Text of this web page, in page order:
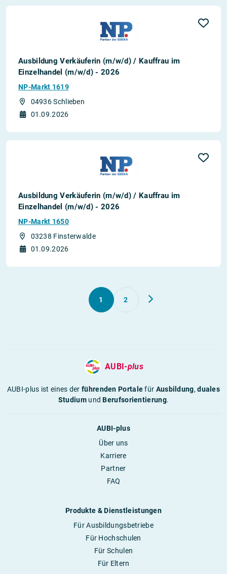
Ausbildung Verkäuferin (m/w/d) / Kauffrau im
Einzelhandel (m/w/d) - 2026
NP-Markt 1619
04936 Schlieben
01.09.2026
Ausbildung Verkäuferin (m/w/d) / Kauffrau im
Einzelhandel (m/w/d) - 2026
NP-Markt 1650
03238 Finsterwalde
01.09.2026
1 2
AUBI-plus
AUBI-plus ist eines derführenden Portalefür Ausbildung,duales
StudiumundBerufsorientierung.
AUBI-plus
Über uns
Karriere
Partner
FAQ
Produkte & Dienstleistungen
Für Ausbildungsbetriebe
Für Hochschulen
Für Schulen
Für Eltern